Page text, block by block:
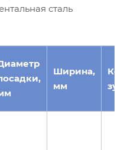
сталь
Ширина,
мм